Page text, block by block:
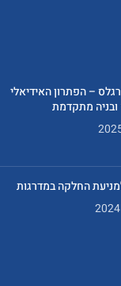
– הפתרון האידיאלי
ובניה מתקדמת
החלקה במדרגות